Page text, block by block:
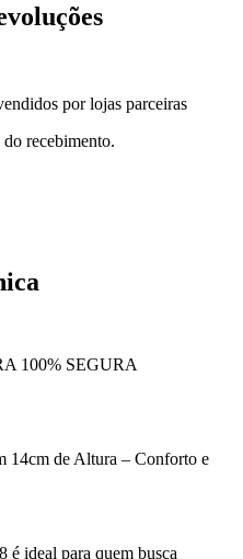
por lojas parceiras
recebimento.
100% SEGURA
14cm de Altura – Conforto e
é ideal para quem busca